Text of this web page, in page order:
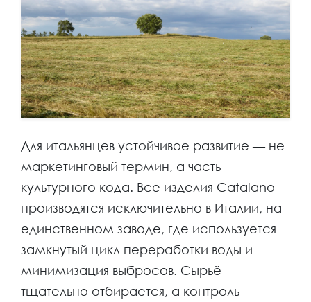
Для итальянцев устойчивое развитие — не
маркетинговый термин, а часть
культурного кода. Все изделия Catalano
производятся исключительно в Италии, на
единственном заводе, где используется
замкнутый цикл переработки воды и
минимизация выбросов. Сырьё
тщательно отбирается, а контроль